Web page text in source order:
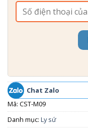
Chat Zalo
Mã: CST-M09
Danh mục: Ly sứ